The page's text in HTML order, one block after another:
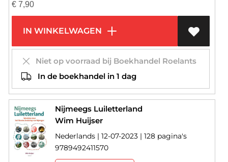
€7,90
IN WINKELWAGEN
Niet op voorraad bij Boekhandel Roelants
In de boekhandel in 1 dag
Nijmeegs Luiletterland
Wim Huijser
Nederlands | 12-07-2023 | 128 pagina's
9789492411570